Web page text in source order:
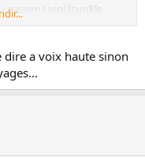
pauvre Luigi [sup](le
barrage de gendarmerie
saccagé une
demande qui va payer
être nos assurances),
pas d'impôts.
dire a voix haute sinon